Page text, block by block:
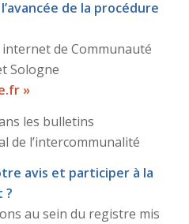
de la procédure
de Communauté
Sologne
»
les bulletins
de l’intercommunalité
avis et participer à la
?
au sein du registre mis